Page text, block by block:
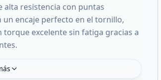
resistencia con puntas
encaje perfecto en el tornillo,
excelente sin fatiga gracias a